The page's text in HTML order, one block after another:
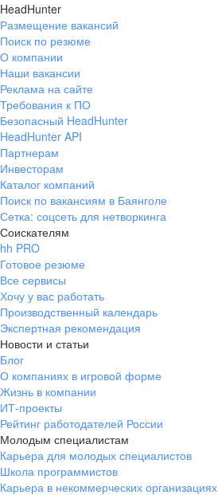
HeadHunter
Размещение вакансий
Поиск по резюме
О компании
Наши вакансии
Реклама на сайте
Требования к ПО
Безопасный HeadHunter
HeadHunter API
Партнерам
Инвесторам
Каталог компаний
Поиск по вакансиям в Баянголе
Сетка: соцсеть для нетворкинга
Соискателям
hh PRO
Готовое резюме
Все сервисы
Хочу у вас работать
Производственный календарь
Экспертная рекомендация
Новости и статьи
Блог
О компаниях в игровой форме
Жизнь в компании
ИТ-проекты
Рейтинг работодателей России
Молодым специалистам
Карьера для молодых специалистов
Школа программистов
Карьера в некоммерческих организациях